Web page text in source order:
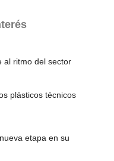
al ritmo del sector
plásticos técnicos
etapa en su